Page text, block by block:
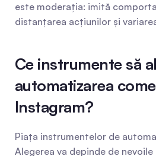
este moderația: imită
distanțarea acțiunilor și
Ce instrumente să
automatizarea
Instagram?
Piața instrumentelor de
Alegerea va depinde de